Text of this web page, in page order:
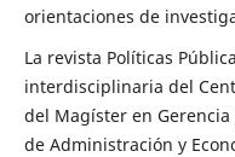
orientaciones de
La revista Políticas
interdisciplinaria del
del Magíster en Gerencia
de Administración y